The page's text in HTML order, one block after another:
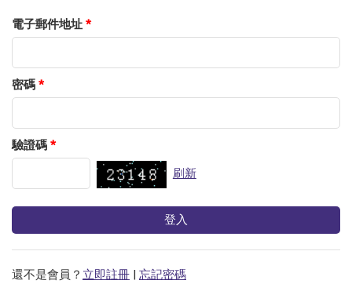
電子郵件地址 *
密碼 *
驗證碼 *
刷新
還不是會員？ 立即註冊 | 忘記密碼